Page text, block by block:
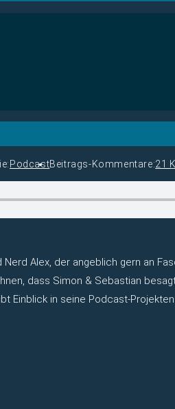
PodcastBeitrags-Kommentare:21
Alex, der angeblich gern an
dass Simon & Sebastian
Einblick in seine Podcast-